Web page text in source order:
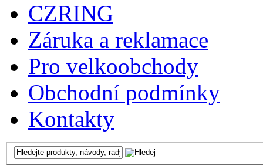
CZRING
Záruka a reklamace
Pro velkoobchody
Obchodní podmínky
Kontakty